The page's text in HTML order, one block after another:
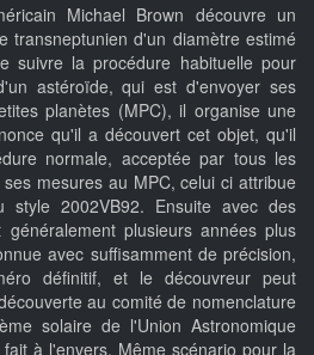
Michael Brown découvre un
transneptunien d'un diamètre estimé
suivre la procédure habituelle pour
astéroïde, qui est d'envoyer ses
planètes (MPC), il organise une
qu'il a découvert cet objet, qu'il
normale, acceptée par tous les
mesures au MPC, celui ci attribue
style 2002VB92. Ensuite avec des
généralement plusieurs années plus
avec suffisamment de précision,
définitif, et le découvreur peut
au comité de nomenclature
solaire de l'Union Astronomique
à l'envers. Même scénario pour la